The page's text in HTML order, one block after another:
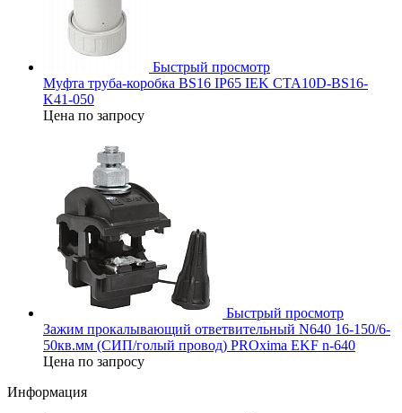
Быстрый просмотр
Муфта труба-коробка BS16 IP65 IEK CTA10D-BS16-
K41-050
Цена по запросу
Быстрый просмотр
Зажим прокалывающий ответвительный N640 16-150/6-
50кв.мм (СИП/голый провод) PROxima EKF n-640
Цена по запросу
Информация